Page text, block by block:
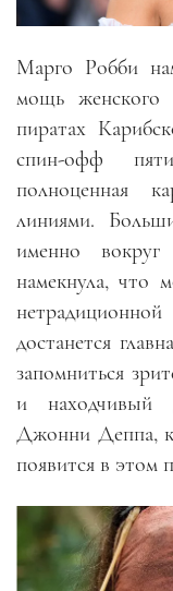
Марго Робби
мощь
пиратах
спин-офф
полноценная
линиями.
именно
намекнула, что
достанется
запомниться
и находчивый
Джонни Деппа,
появится в этом